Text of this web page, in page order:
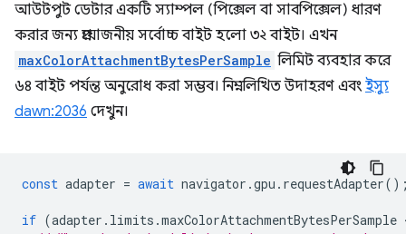
আউটপুট ডেটার একটি স্যাম্পল (পিক্সেল বা সাবপিক্সেল) ধারণ
করার জন্য প্রয়োজনীয় সর্বোচ্চ বাইট হলো ৩২ বাইট। এখন
maxColorAttachmentBytesPerSample লিমিট ব্যবহার করে
৬৪ বাইট পর্যন্ত অনুরোধ করা সম্ভব। নিম্নলিখিত উদাহরণ এবং ইস্যু
dawn:2036 দেখুন।
const adapter = await navigator .gpu . requestAdapter
if (adapter . limits .maxColorAttachmentBytesPerSample